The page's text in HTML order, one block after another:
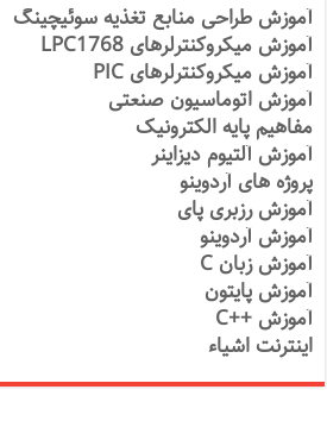
آموزش طراحی منابع تغذیه سوئیچینگ
آموزش میکروکنترلرهای LPC1768
آموزش میکروکنترلرهای PIC
آموزش اتوماسیون صنعتی
مفاهیم پایه الکترونیک
آموزش آلتیوم دیزاینر
پروژه های آردوینو
آموزش رزبری پای
آموزش آردوینو
آموزش زبان C
آموزش پایتون
آموزش ++C
اینترنت اشیاء